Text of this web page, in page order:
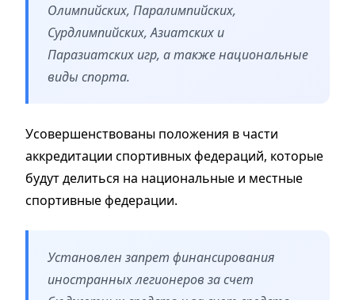
Олимпийских, Паралимпийских,
Сурдлимпийских, Азиатских и
Паразиатских игр, а также национальные
виды спорта.
Усовершенствованы положения в части
аккредитации спортивных федераций, которые
будут делиться на национальные и местные
спортивные федерации.
Установлен запрет финансирования
иностранных легионеров за счет